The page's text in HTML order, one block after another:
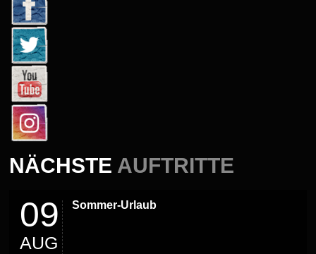
NÄCHSTE AUFTRITTE
09
AUG
Sommer-Urlaub